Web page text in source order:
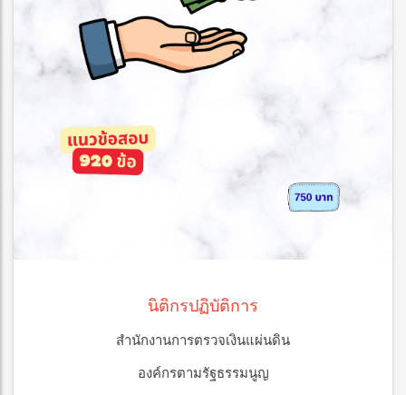
นิติกรปฏิบัติการ
สำนักงานการตรวจเงินแผ่นดิน
องค์กรตามรัฐธรรมนูญ